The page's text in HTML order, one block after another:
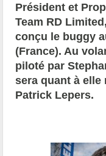
Président et
Team RD
conçu le buggy
(France). Au
piloté par
sera quant à elle
Patrick Lepers.